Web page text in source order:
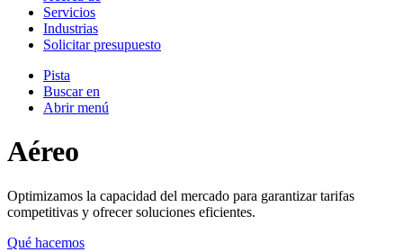
Servicios
Industrias
Solicitar presupuesto
Pista
Buscar en
Abrir menú
Aéreo
Optimizamos la capacidad del mercado para garantizar tarifas
competitivas y ofrecer soluciones eficientes.
Qué hacemos